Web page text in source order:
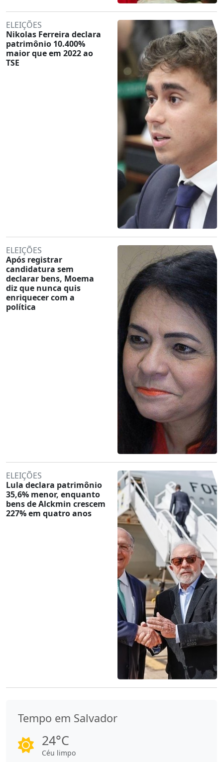
ELEIÇÕES
Nikolas Ferreira declara
patrimônio 10.400%
maior que em 2022 ao
TSE
ELEIÇÕES
Após registrar
candidatura sem
declarar bens, Moema
diz que nunca quis
enriquecer com a
política
ELEIÇÕES
Lula declara patrimônio
35,6% menor, enquanto
bens de Alckmin crescem
227% em quatro anos
Tempo em Salvador
24°C
Céu limpo